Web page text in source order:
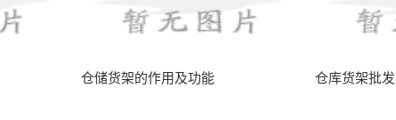
仓储货架的作用及功能 仓库货架批